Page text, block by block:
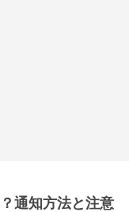
通知方法と注意